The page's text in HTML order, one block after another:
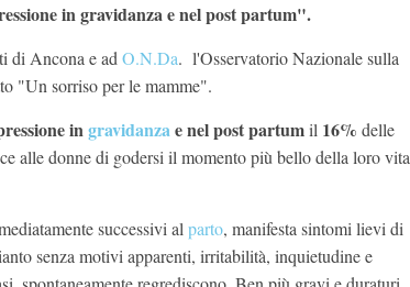
in gravidanza e nel post partum".
di Ancona e ad O.N.Da. l'Osservatorio Nazionale sulla
"Un sorriso per le mamme".
ingravidanzae nel post partumil 16% delle
alle donne di godersi il momento più bello della loro vita
successivi al parto, manifesta sintomi lievi di
senza motivi apparenti, irritabilità, inquietudine e